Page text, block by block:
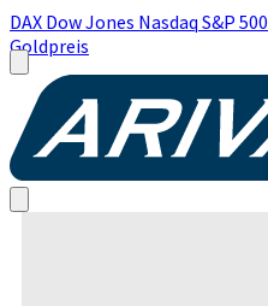
DAX Dow Jones Nasdaq S&P 500
Goldpreis